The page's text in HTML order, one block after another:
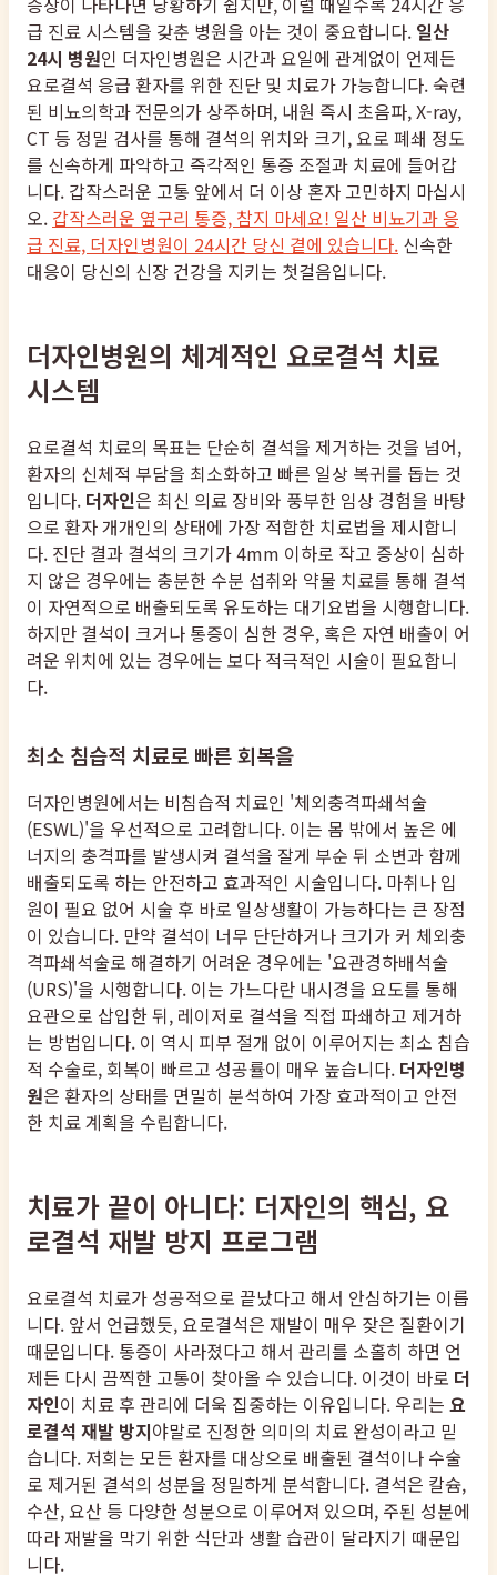
급 진료 시스템을 갖춘 병원을 아는 것이 중요합니다. 일산
24시 병원인 더자인병원은 시간과 요일에 관계없이 언제든
요로결석 응급 환자를 위한 진단 및 치료가 가능합니다. 숙련
된 비뇨의학과 전문의가 상주하며, 내원 즉시 초음파, X-ray,
CT 등 정밀 검사를 통해 결석의 위치와 크기, 요로 폐쇄 정도
를 신속하게 파악하고 즉각적인 통증 조절과 치료에 들어갑
니다. 갑작스러운 고통 앞에서 더 이상 혼자 고민하지 마십시
오. 갑작스러운 옆구리 통증, 참지 마세요! 일산 비뇨기과 응
급 진료, 더자인병원이 24시간 당신 곁에 있습니다. 신속한
대응이 당신의 신장 건강을 지키는 첫걸음입니다.
더자인병원의 체계적인 요로결석 치료
시스템
요로결석 치료의 목표는 단순히 결석을 제거하는 것을 넘어,
환자의 신체적 부담을 최소화하고 빠른 일상 복귀를 돕는 것
입니다. 더자인은 최신 의료 장비와 풍부한 임상 경험을 바탕
으로 환자 개개인의 상태에 가장 적합한 치료법을 제시합니
다. 진단 결과 결석의 크기가 4mm 이하로 작고 증상이 심하
지 않은 경우에는 충분한 수분 섭취와 약물 치료를 통해 결석
이 자연적으로 배출되도록 유도하는 대기요법을 시행합니다.
하지만 결석이 크거나 통증이 심한 경우, 혹은 자연 배출이 어
려운 위치에 있는 경우에는 보다 적극적인 시술이 필요합니
다.
최소 침습적 치료로 빠른 회복을
더자인병원에서는 비침습적 치료인 '체외충격파쇄석술
(ESWL)'을 우선적으로 고려합니다. 이는 몸 밖에서 높은 에
너지의 충격파를 발생시켜 결석을 잘게 부순 뒤 소변과 함께
배출되도록 하는 안전하고 효과적인 시술입니다. 마취나 입
원이 필요 없어 시술 후 바로 일상생활이 가능하다는 큰 장점
이 있습니다. 만약 결석이 너무 단단하거나 크기가 커 체외충
격파쇄석술로 해결하기 어려운 경우에는 '요관경하배석술
(URS)'을 시행합니다. 이는 가느다란 내시경을 요도를 통해
요관으로 삽입한 뒤, 레이저로 결석을 직접 파쇄하고 제거하
는 방법입니다. 이 역시 피부 절개 없이 이루어지는 최소 침습
적 수술로, 회복이 빠르고 성공률이 매우 높습니다. 더자인병
원은 환자의 상태를 면밀히 분석하여 가장 효과적이고 안전
한 치료 계획을 수립합니다.
치료가 끝이 아니다: 더자인의 핵심, 요
로결석 재발 방지 프로그램
요로결석 치료가 성공적으로 끝났다고 해서 안심하기는 이릅
니다. 앞서 언급했듯, 요로결석은 재발이 매우 잦은 질환이기
때문입니다. 통증이 사라졌다고 해서 관리를 소홀히 하면 언
제든 다시 끔찍한 고통이 찾아올 수 있습니다. 이것이 바로 더
자인이 치료 후 관리에 더욱 집중하는 이유입니다. 우리는 요
로결석 재발 방지야말로 진정한 의미의 치료 완성이라고 믿
습니다. 저희는 모든 환자를 대상으로 배출된 결석이나 수술
로 제거된 결석의 성분을 정밀하게 분석합니다. 결석은 칼슘,
수산, 요산 등 다양한 성분으로 이루어져 있으며, 주된 성분에
따라 재발을 막기 위한 식단과 생활 습관이 달라지기 때문입
니다.